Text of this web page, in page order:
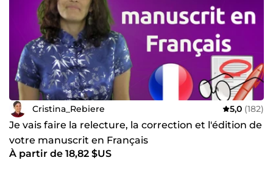
statistiques, procédures, web intégration, conception
graphique, communication, conception et construction de
parcs d'aventure
Cristina_Rebiere 5,0 (182)
Je vais faire la relecture, la correction et l'édition de
votre manuscrit en Français
À partir de 18,82 $US